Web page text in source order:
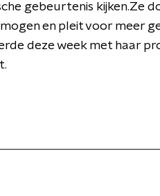
gebeurtenis kijken.Ze
en pleit voor meer
deze week met haar